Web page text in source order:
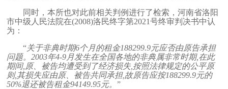
同时，本所也对此前相关判例进行了检索，河南省洛阳
市中级人民法院在(2008)洛民终字第2021号终审判决书中认
为：
“关于非典时期6个月的租金188299.9元应否由原告承担
问题。2003年4-9 月发生在全国各地的非典属非常时期,在此
期间, 原、被告均遭受到了经济损失 按照法律规定的公平原
则,其损失应由原、被告共同承担, 故原告应按188299.9元的
50%退还被告租金94149.95元。”